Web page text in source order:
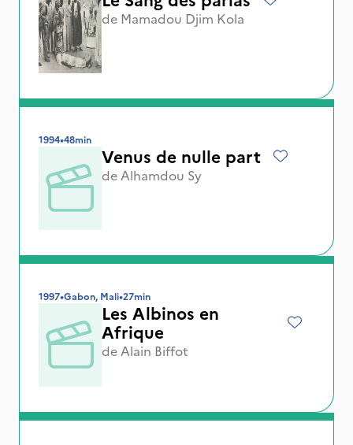
de Mamadou Djim Kola
1994•48min
Venus de nulle part
de Alhamdou Sy
1997•Gabon, Mali•27min
Les Albinos en
Afrique
de Alain Biffot